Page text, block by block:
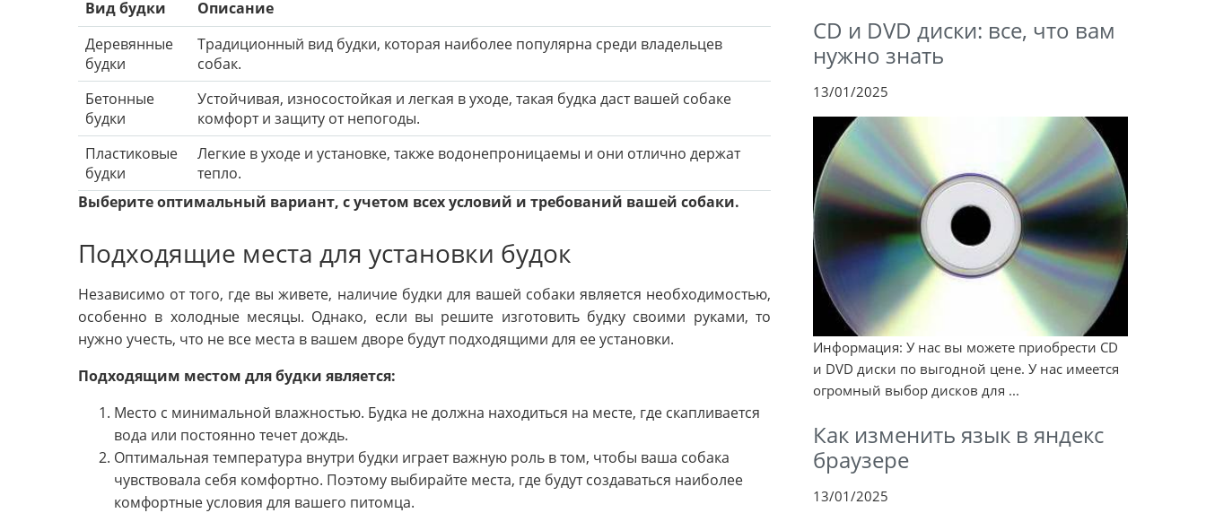
Вид будки
Описание
Деревянные
будки
Традиционный вид будки, которая наиболее популярна среди владельцев
собак.
Бетонные
будки
Устойчивая, износостойкая и легкая в уходе, такая будка даст вашей собаке
комфорт и защиту от непогоды.
Пластиковые
будки
Легкие в уходе и установке, также водонепроницаемы и они отлично держат
тепло.
Выберите оптимальный вариант, с учетом всех условий и требований вашей собаки.
Подходящие места для установки будок
Независимо от того, где вы живете, наличие будки для вашей собаки является необходимостью,
особенно в холодные месяцы. Однако, если вы решите изготовить будку своими руками, то
нужно учесть, что не все места в вашем дворе будут подходящими для ее установки.
Подходящим местом для будки является:
Место с минимальной влажностью. Будка не должна находиться на месте, где скапливается
вода или постоянно течет дождь.
Оптимальная температура внутри будки играет важную роль в том, чтобы ваша собака
чувствовала себя комфортно. Поэтому выбирайте места, где будут создаваться наиболее
комфортные условия для вашего питомца.
CD и DVD диски: все, что вам
нужно знать
13/01/2025
Информация: У нас вы можете приобрести CD
и DVD диски по выгодной цене. У нас имеется
огромный выбор дисков для ...
Как изменить язык в яндекс
браузере
13/01/2025